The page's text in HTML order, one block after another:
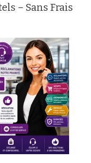
– Sans Frais